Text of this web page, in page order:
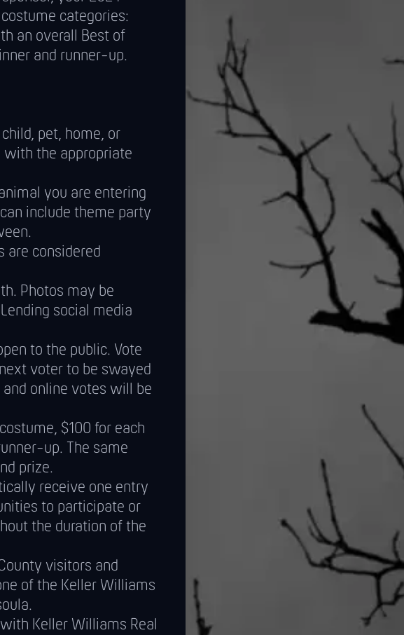
categories:
an overall Best of
and runner-up.
pet, home, or
with the appropriate
you are entering
include theme party
are considered
Photos may be
social media
to the public. Vote
voter to be swayed
online votes will be
$100 for each
up. The same
prize.
receive one entry
to participate or
the duration of the
visitors and
of the Keller Williams
Keller Williams Real